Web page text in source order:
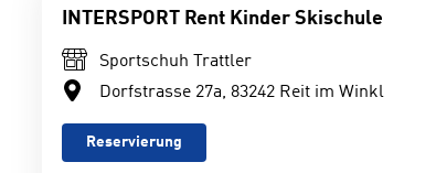
INTERSPORT Rent Kinder Skischule
Sportschuh Trattler
Dorfstrasse 27a, 83242 Reit im Winkl
Reservierung